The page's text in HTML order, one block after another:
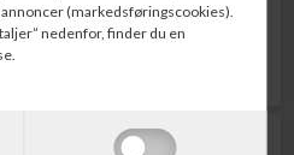
(markedsføringscookies).
nedenfor, finder du en
3.570,00